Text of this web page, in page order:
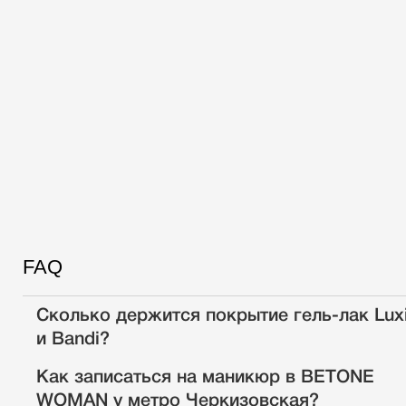
FAQ
Сколько держится покрытие гель-лак
и Bandi?
Как записаться на маникюр в BETONE
WOMAN у метро Черкизовская?